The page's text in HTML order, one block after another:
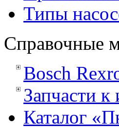
Типы
Справочные
Bosсh
Запчасти
Каталог